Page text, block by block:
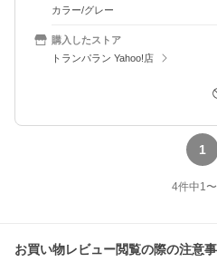
カラー/グレー
購入したストア
トランパラン Yahoo!店
1
4件中1〜
お買い物レビュー閲覧の際の注意